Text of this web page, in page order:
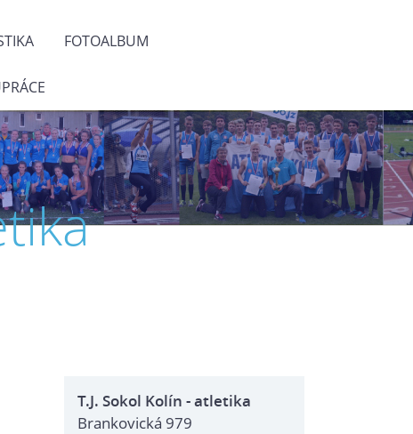
FOTOALBUM
T.J. Sokol Kolín - atletika
Brankovická 979